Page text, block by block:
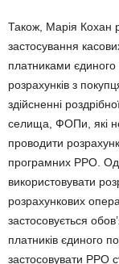
Також, Марія Кохан
застосування
платниками єдиного
розрахунків з
здійсненні
селища, ФОПи, які
проводити
програмних РРО.
використовувати
розрахункових
застосовується
платників єдиного
застосовувати РРО